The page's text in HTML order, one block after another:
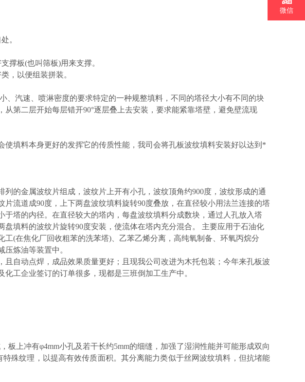
。
撑板(也叫筛板)用来支撑。
，以便组装拼装。
、汽速、喷淋密度的要求特定的一种规整填料，不同的塔径大小有不同的块
第二层开始每层错开90°逐层叠上去安装，要求能紧靠塔壁，避免壁流现
填料本身更好的发挥它的传质性能，我司会将孔板波纹填料安装好以达到*
的金属波纹片组成，波纹片上开有小孔，波纹顶角约900度，波纹形成的通
片流道成90度，上下两盘波纹填料旋转90度叠放，在直径较小用法兰连接的塔
于塔的内径。在直径较大的塔内，每盘波纹填料分成数块，通过人孔放入塔
盘填料的波纹片旋转90度安装，使流体在塔内充分混合。 主要应用于石油化
工(在焦化厂回收粗苯的洗苯塔)、乙苯乙烯分离，高纯氧制备、环氧丙烷分
炼油等装置中。
且自动点焊，成品效果质量更好；且现我公司改进为木托包装；今年来孔板波
工企业签订的订单很多，现都是三班倒加工生产中。
板上冲有φ4mm小孔及若干长约5mm的细缝，加强了湿润性能并可能形成双向
殊纹理，以提高有效传质面积。其分离能力类似于丝网波纹填料，但抗堵能
微信